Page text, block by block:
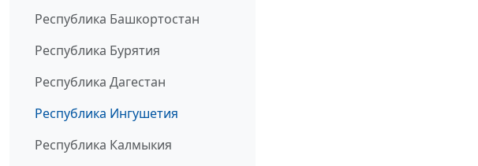
Республика Башкортостан
Республика Бурятия
Республика Дагестан
Республика Ингушетия
Республика Калмыкия